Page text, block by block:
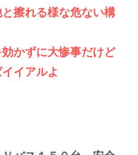
擦れる様な危ない構
かずに大惨事だけど
イアルよ